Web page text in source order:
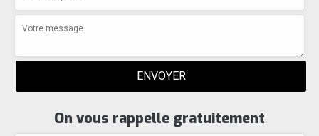
On vous rappelle gratuitement